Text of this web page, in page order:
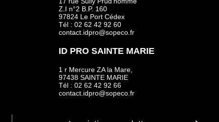
Z.I n°2 B.P. 160
97824 Le Port Cédex
Tél : 02 62 42 92 60
contact.idpro@sopeco.fr
ID PRO SAINTE MARIE
1 r Mercure ZA la Mare,
97438 SAINTE MARIE
Tél : 02 62 42 92 66
contact.idpro@sopeco.fr